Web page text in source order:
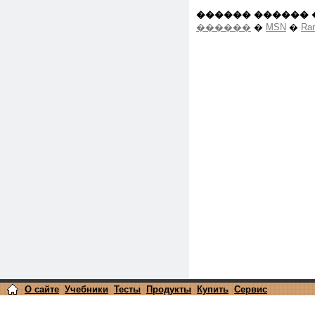
������ ������
������ � MSN �
О сайте Учебники Тесты Продукты Купить Сервис